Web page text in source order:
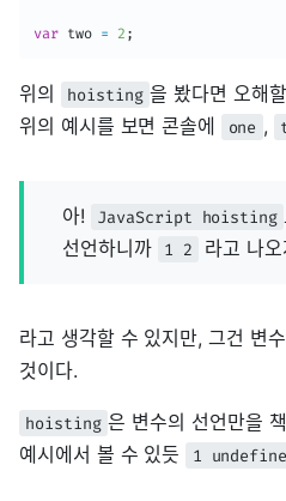
var two = 2 ;
위의 hoisting 을 봤다면 오해
위의 예시를 보면 콘솔에
one ,
아! JavaScript hoisting
선언하니까
1 2 라고 나
라고 생각할 수 있지만, 그건 변
것이다.
hoisting 은 변수의 선언만을
예시에서 볼 수 있듯
1